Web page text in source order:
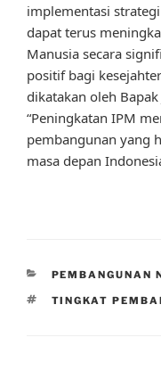
implementasi
dapat terus
Manusia secara
positif bagi
dikatakan oleh
“Peningkatan IPM
pembangunan yang
masa depan
CATEGORIES
PEMBANGUNAN
TAGS
TINGKAT